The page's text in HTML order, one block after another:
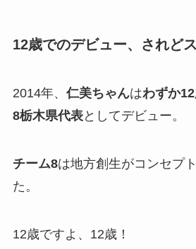
12歳でのデビュー、されど
2014年、 仁美ちゃんはわずか
8栃木県代表としてデビュー。
チーム8は地方創生がコンセプ
た。
12歳ですよ、12歳！